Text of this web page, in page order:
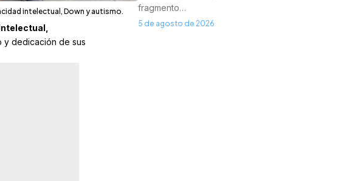
intelectual, Down y autismo.
y dedicación de sus
fragmento…
5 de agosto de 2026